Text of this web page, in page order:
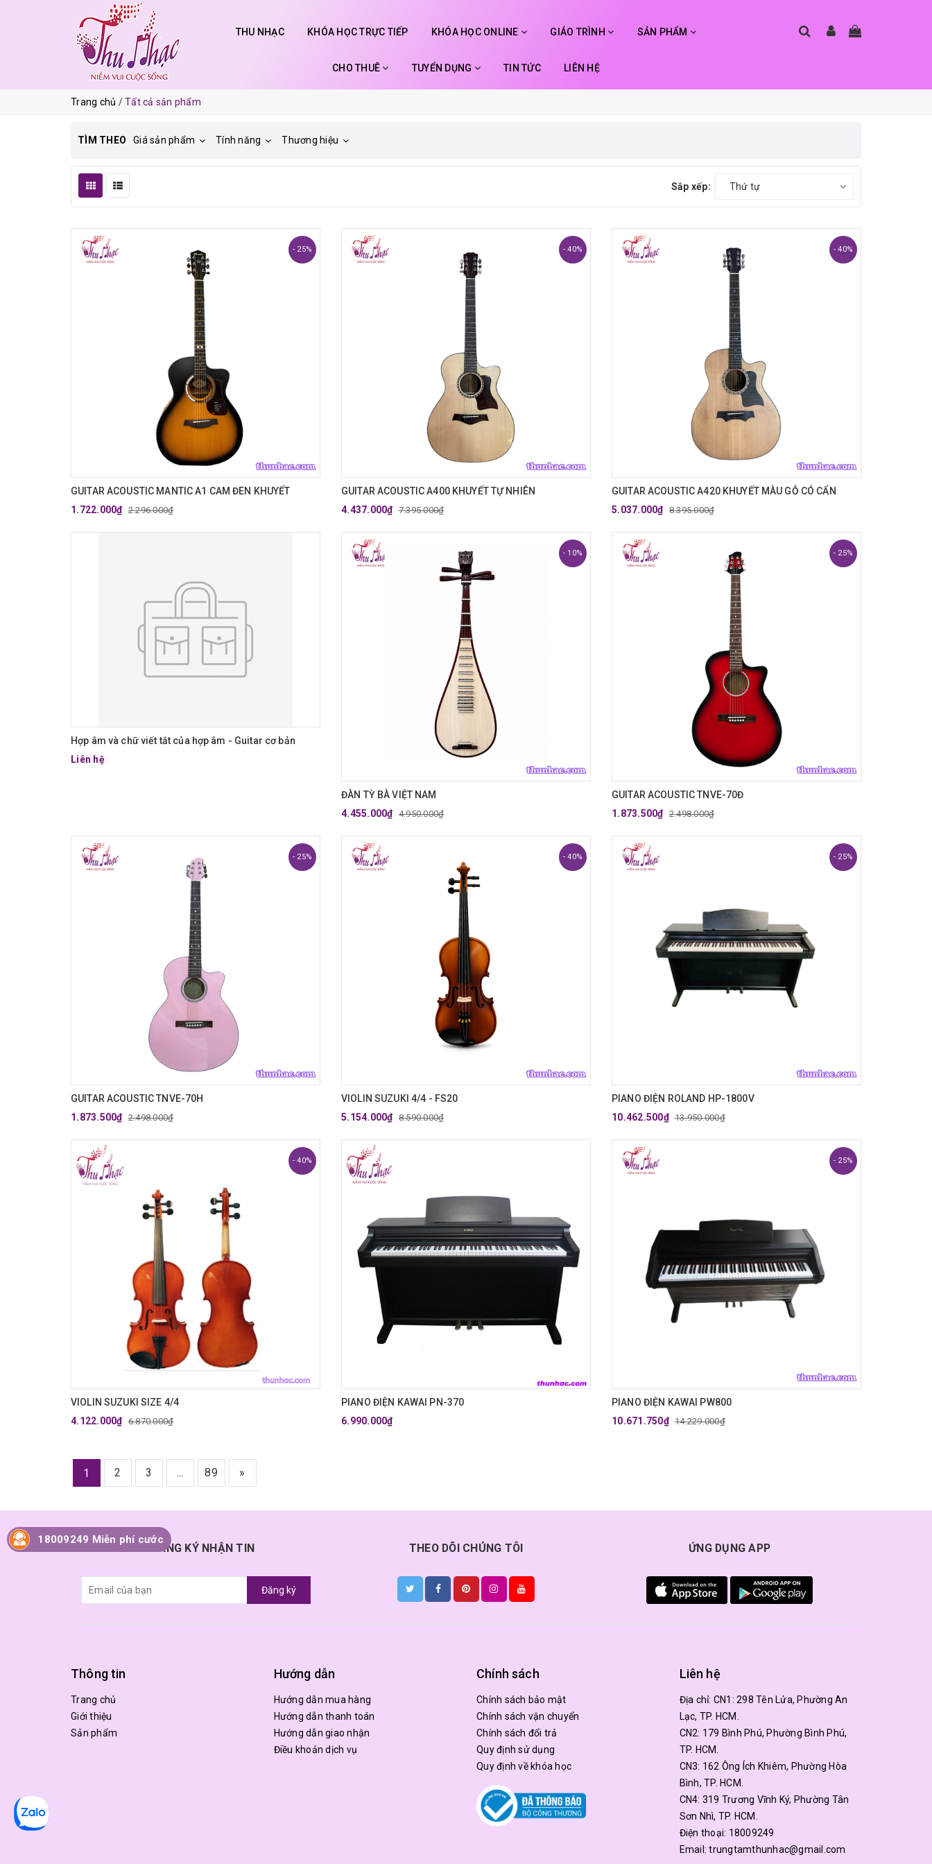
THU NHẠC KHÓA HỌC TRỰC TIẾP KHÓA HỌC ONLINE GIÁO TRÌNH SẢN PHẨM
CHO THUÊ TUYỂN DỤNG TIN TỨC LIÊN HỆ
Trang chủ Tất cả sản phẩm
TÌM THEO Giá sản phẩm Tính năng Thương hiệu
Sắp xếp: Thứ tự
- 25%
GUITAR ACOUSTIC MANTIC A1 CAM ĐEN KHUYẾT
1.722.000₫ 2.296.000₫
- 40%
GUITAR ACOUSTIC A400 KHUYẾT TỰ NHIÊN
4.437.000₫ 7.395.000₫
- 40%
GUITAR ACOUSTIC A420 KHUYẾT MÀU GỖ CÓ CẨN
5.037.000₫ 8.395.000₫
Hợp âm và chữ viết tắt của hợp âm - Guitar cơ bản
Liên hệ
- 10%
ĐÀN TỲ BÀ VIỆT NAM
4.455.000₫ 4.950.000₫
- 25%
GUITAR ACOUSTIC TNVE-70Đ
1.873.500₫ 2.498.000₫
- 25%
GUITAR ACOUSTIC TNVE-70H
1.873.500₫ 2.498.000₫
- 40%
VIOLIN SUZUKI 4/4 - FS20
5.154.000₫ 8.590.000₫
- 25%
PIANO ĐIỆN ROLAND HP-1800V
10.462.500₫ 13.950.000₫
- 40%
VIOLIN SUZUKI SIZE 4/4
4.122.000₫ 6.870.000₫
PIANO ĐIỆN KAWAI PN-370
6.990.000₫
- 25%
PIANO ĐIỆN KAWAI PW800
10.671.750₫ 14.229.000₫
1 2 3 ... 89 »
ĐĂNG KÝ NHẬN TIN
Đăng ký
THEO DÕI CHÚNG TÔI ỨNG DỤNG APP
Thông tin
Trang chủ
Giới thiệu
Sản phẩm
Hướng dẫn
Hướng dẫn mua hàng
Hướng dẫn thanh toán
Hướng dẫn giao nhận
Điều khoản dịch vụ
Chính sách
Chính sách bảo mật
Chính sách vận chuyển
Chính sách đổi trả
Quy định sử dụng
Quy định về khóa học
Liên hệ
Địa chỉ: CN1: 298 Tên Lửa, Phường An
Lạc, TP. HCM.
CN2: 179 Bình Phú, Phường Bình Phú,
TP. HCM.
CN3: 162 Ông Ích Khiêm, Phường Hòa
Bình, TP. HCM.
CN4: 319 Trương Vĩnh Ký, Phường Tân
Sơn Nhì, TP. HCM.
Điện thoại: 18009249
Email:trungtamthunhac@gmail.com
18009249 Miễn phí cước